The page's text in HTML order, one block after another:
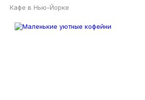
Кафе в Нью-Йорке